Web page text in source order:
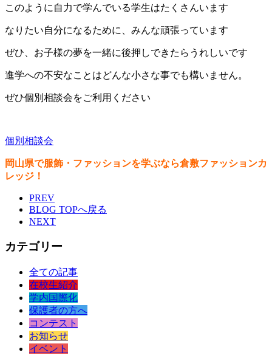
このように自力で学んでいる学生はたくさんいます
なりたい自分になるために、みんな頑張っています
ぜひ、お子様の夢を一緒に後押しできたらうれしいです
進学への不安なことはどんな小さな事でも構いません。
ぜひ個別相談会をご利用ください
個別相談会
岡山県で服飾・ファッションを学ぶなら倉敷ファッションカ
レッジ！
PREV
BLOG TOPへ戻る
NEXT
カテゴリー
全ての記事
在校生紹介
学内国際化
保護者の方へ
コンテスト
お知らせ
イベント